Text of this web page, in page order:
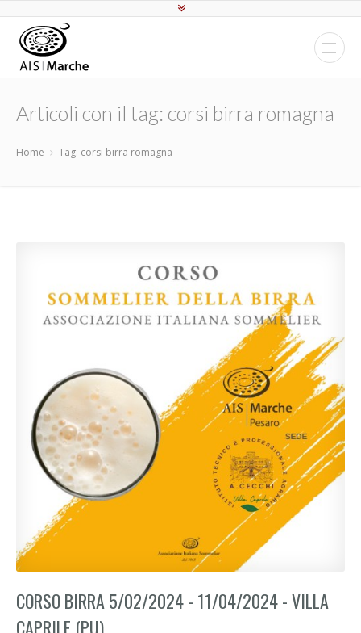
Articoli con il tag: corsi birra romagna
Home Tag: corsi birra romagna
CORSO BIRRA 5/02/2024 - 11/04/2024 - VILLA
CAPRILE (PU)